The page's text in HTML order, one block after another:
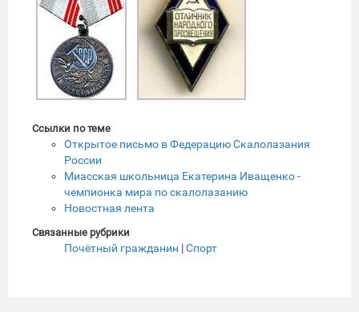
Ссылки по теме
Открытое письмо в Федерацию Скалолазания
России
Миасская школьница Екатерина Иващенко -
чемпионка мира по скалолазанию
Новостная лента
Связанные рубрики
Почётный гражданин |Спорт